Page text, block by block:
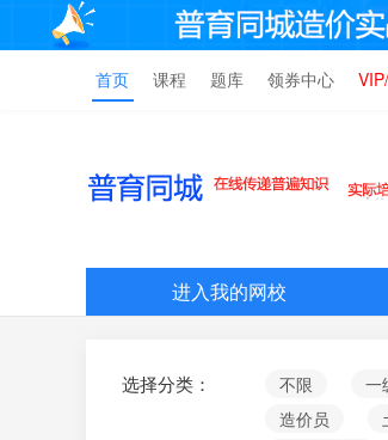
首页 课程 题库 领券中心
进入我的网校
选择分类： 不限 一
造价员